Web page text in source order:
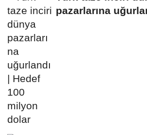
pazarlarına